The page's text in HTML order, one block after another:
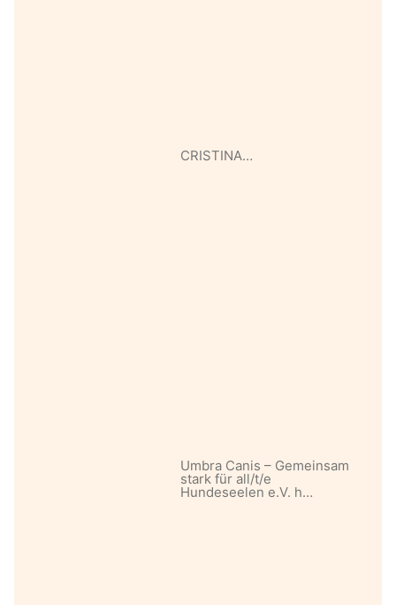
CRISTINA…
Umbra Canis – Gemeinsam
stark für all/t/e
Hundeseelen e.V. h…